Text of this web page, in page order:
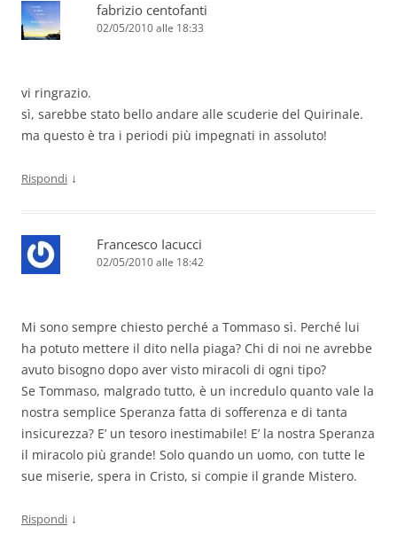
fabrizio centofanti
02/05/2010 alle 18:33
vi ringrazio.
sì, sarebbe stato bello andare alle scuderie del Quirinale.
ma questo è tra i periodi più impegnati in assoluto!
Rispondi ↓
Francesco Iacucci
02/05/2010 alle 18:42
Mi sono sempre chiesto perché a Tommaso sì. Perché lui
ha potuto mettere il dito nella piaga? Chi di noi ne avrebbe
avuto bisogno dopo aver visto miracoli di ogni tipo?
Se Tommaso, malgrado tutto, è un incredulo quanto vale la
nostra semplice Speranza fatta di sofferenza e di tanta
insicurezza? E’ un tesoro inestimabile! E’ la nostra Speranza
il miracolo più grande! Solo quando un uomo, con tutte le
sue miserie, spera in Cristo, si compie il grande Mistero.
Rispondi ↓